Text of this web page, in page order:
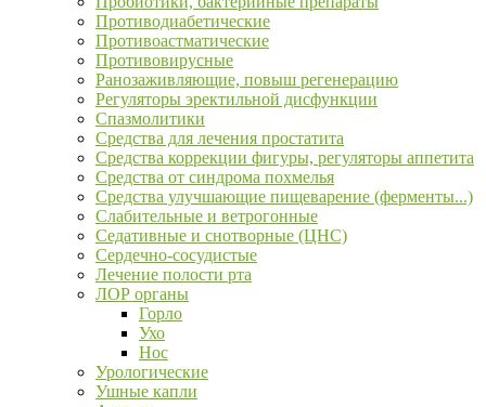
Противодиабетические
Противоастматические
Противовирусные
Ранозаживляющие, повыш регенерацию
Регуляторы эректильной дисфункции
Спазмолитики
Средства для лечения простатита
Средства коррекции фигуры, регуляторы аппетита
Средства от синдрома похмелья
Средства улучшающие пищеварение (ферменты...)
Слабительные и ветрогонные
Седативные и снотворные (ЦНС)
Сердечно-сосудистые
Лечение полости рта
ЛОР органы
Горло
Ухо
Нос
Урологические
Ушные капли